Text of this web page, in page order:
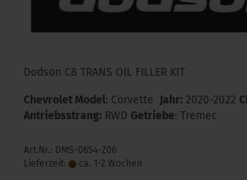
Dodson C8 TRANS OIL FILLER KIT
Chevrolet Model: Corvette Jahr: 2020-2022
Antriebsstrang: RWD Getriebe: Tremec
Art.Nr.: DMS-0654-Z06
Lieferzeit:
ca. 1-2 Wochen